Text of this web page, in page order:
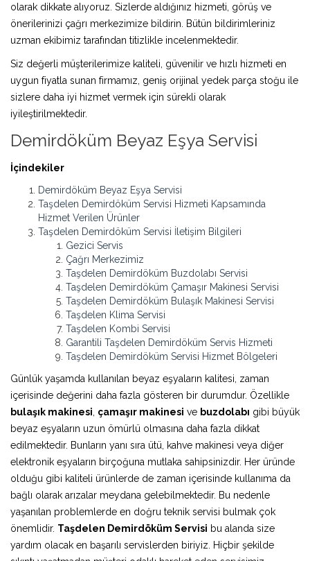
olarak dikkate alıyoruz. Sizlerde aldığınız hizmeti, görüş ve
önerilerinizi çağrı merkezimize bildirin. Bütün bildirimleriniz
uzman ekibimiz tarafından titizlikle incelenmektedir.
Siz değerli müşterilerimize kaliteli, güvenilir ve hızlı hizmeti en
uygun fiyatla sunan firmamız, geniş orijinal yedek parça stoğu ile
sizlere daha iyi hizmet vermek için sürekli olarak
iyileştirilmektedir.
Demirdöküm Beyaz Eşya Servisi
İçindekiler
Demirdöküm Beyaz Eşya Servisi
Taşdelen Demirdöküm Servisi Hizmeti Kapsamında
Hizmet Verilen Ürünler
Taşdelen Demirdöküm Servisi İletişim Bilgileri
Gezici Servis
Çağrı Merkezimiz
Taşdelen Demirdöküm Buzdolabı Servisi
Taşdelen Demirdöküm Çamaşır Makinesi Servisi
Taşdelen Demirdöküm Bulaşık Makinesi Servisi
Taşdelen Klima Servisi
Taşdelen Kombi Servisi
Garantili Taşdelen Demirdöküm Servis Hizmeti
Taşdelen Demirdöküm Servisi Hizmet Bölgeleri
Günlük yaşamda kullanılan beyaz eşyaların kalitesi, zaman
içerisinde değerini daha fazla gösteren bir durumdur. Özellikle
bulaşık makinesi çamaşır makinesi ve buzdolabı gibi büyük
beyaz eşyaların uzun ömürlü olmasına daha fazla dikkat
edilmektedir. Bunların yanı sıra ütü, kahve makinesi veya diğer
elektronik eşyaların birçoğuna mutlaka sahipsinizdir. Her üründe
olduğu gibi kaliteli ürünlerde de zaman içerisinde kullanıma da
bağlı olarak arızalar meydana gelebilmektedir. Bu nedenle
yaşanılan problemlerde en doğru teknik servisi bulmak çok
önemlidir. Taşdelen Demirdöküm Servisi bu alanda size
yardım olacak en başarılı servislerden biriyiz. Hiçbir şekilde